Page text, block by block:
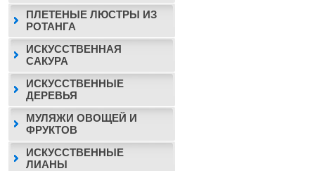
ПЛЕТЕНЫЕ ЛЮСТРЫ ИЗ
РОТАНГА
ИСКУССТВЕННАЯ
САКУРА
ИСКУССТВЕННЫЕ
ДЕРЕВЬЯ
МУЛЯЖИ ОВОЩЕЙ И
ФРУКТОВ
ИСКУССТВЕННЫЕ
ЛИАНЫ